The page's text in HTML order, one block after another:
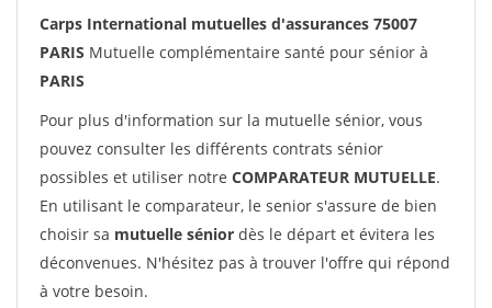
Carps International mutuelles d'assurances 75007
PARIS Mutuelle complémentaire santé pour sénior à
PARIS
Pour plus d'information sur la mutuelle sénior, vous
pouvez consulter les différents contrats sénior
possibles et utiliser notre COMPARATEUR MUTUELLE.
En utilisant le comparateur, le senior s'assure de bien
choisir sa mutuelle sénior dès le départ et évitera les
déconvenues. N'hésitez pas à trouver l'offre qui répond
à votre besoin.